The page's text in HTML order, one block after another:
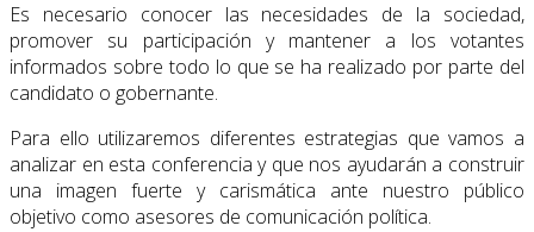
Es necesario conocer las necesidades de la sociedad,
promover su participación y mantener a los votantes
informados sobre todo lo que se ha realizado por parte del
candidato o gobernante.
Para ello utilizaremos diferentes estrategias que vamos a
analizar en esta conferencia y que nos ayudarán a construir
una imagen fuerte y carismática ante nuestro público
objetivo como asesores de comunicación política.